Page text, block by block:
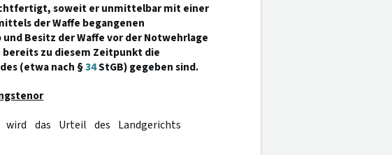
soweit er unmittelbar mit einer
der Waffe begangenen
Besitz der Waffe vor der Notwehrlage
zu diesem Zeitpunkt die
(etwa nach §34StGB) gegeben sind.
das Urteil des Landgerichts